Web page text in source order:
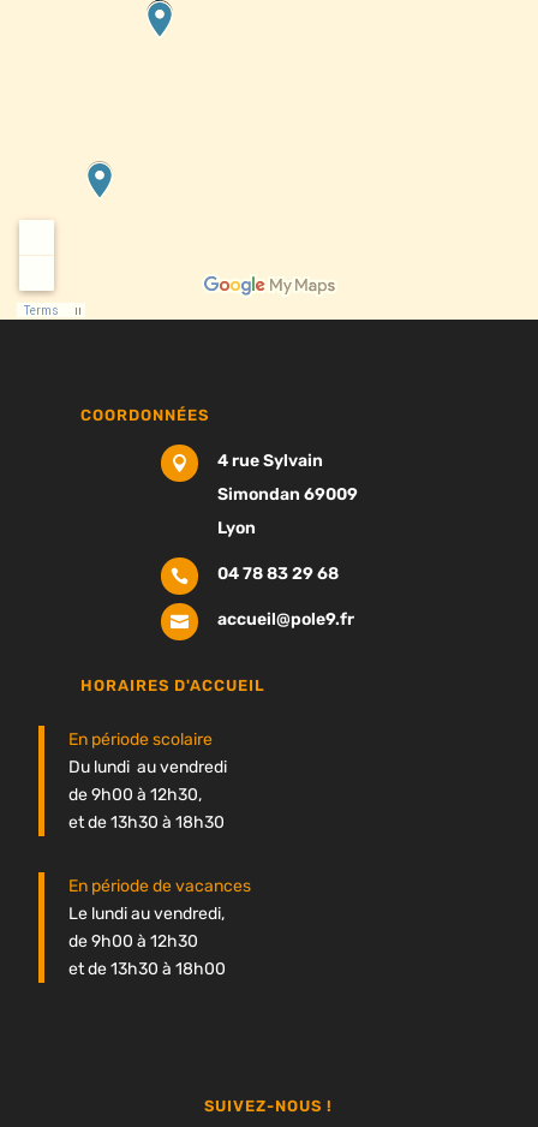
COORDONNÉES

4 rue Sylvain
Simondan 69009
Lyon
 04 78 83 29 68
 accueil@pole9.fr
HORAIRES D'ACCUEIL
En période scolaire
Du lundi au vendredi
de 9h00 à 12h30,
et de 13h30 à 18h30
En période de vacances
Le lundi au vendredi,
de 9h00 à 12h30
et de 13h30 à 18h00
SUIVEZ-NOUS !